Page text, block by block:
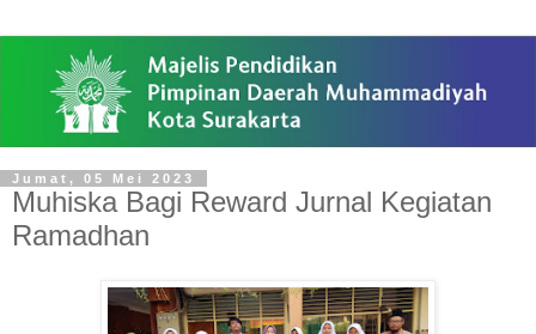
Jumat, 05 Mei 2023
Muhiska Bagi Reward Jurnal Kegiatan
Ramadhan